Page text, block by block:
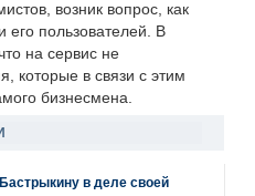
возник вопрос, как
его пользователей. В
на сервис не
которые в связи с этим
бизнесмена.
в деле своей